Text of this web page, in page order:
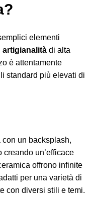
elementi
artigianalità di alta
è attentamente
standard più elevati di
un backsplash,
un’efficace
offrono infinite
per una varietà di
con diversi stili e temi.